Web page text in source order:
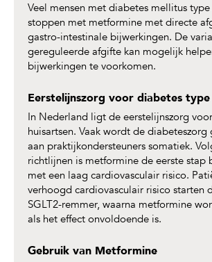
Veel mensen met diabetes mellitus type
stoppen met metformine met directe
gastro-intestinale bijwerkingen. De
gereguleerde afgifte kan mogelijk
bijwerkingen te voorkomen.
Eerstelijnszorg voor diabetes
In Nederland ligt de eerstelijnszorg
huisartsen. Vaak wordt de diabeteszorg
aan praktijkondersteuners somatiek.
richtlijnen is metformine de eerste stap
met een laag cardiovasculair risico.
verhoogd cardiovasculair risico starten
SGLT2-remmer, waarna metformine
als het effect onvoldoende is.
Gebruik van Metformine